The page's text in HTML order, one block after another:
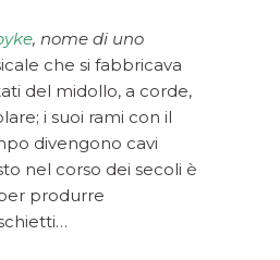
, nome di uno
che si fabbricava
del midollo, a corde,
i suoi rami con il
divengono cavi
nel corso dei secoli è
produrre